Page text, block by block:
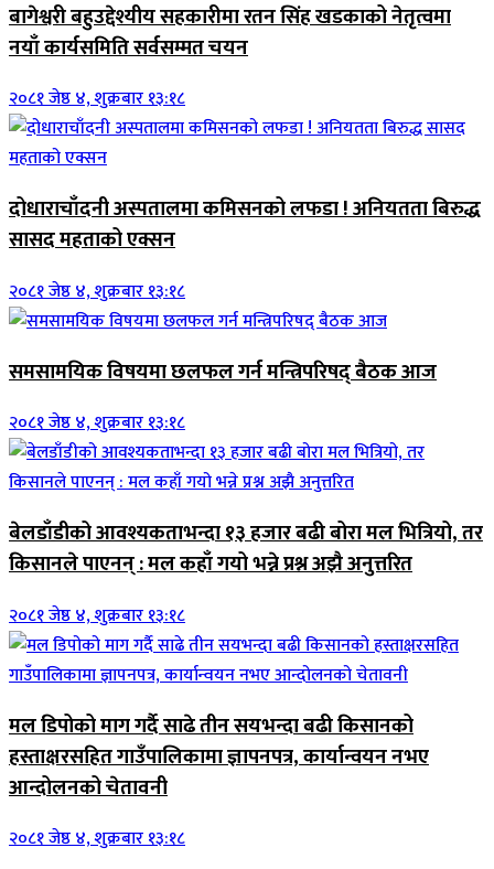
बागेश्वरी बहुउद्देश्यीय सहकारीमा रतन सिंह खडकाको नेतृत्वमा
नयाँ कार्यसमिति सर्वसम्मत चयन
२०८१ जेष्ठ ४, शुक्रबार १३:१८
दोधाराचाँदनी अस्पतालमा कमिसनको लफडा ! अनियतता बिरुद्ध
सासद महताको एक्सन
२०८१ जेष्ठ ४, शुक्रबार १३:१८
समसामयिक विषयमा छलफल गर्न मन्त्रिपरिषद् बैठक आज
२०८१ जेष्ठ ४, शुक्रबार १३:१८
बेलडाँडीको आवश्यकताभन्दा १३ हजार बढी बोरा मल भित्रियो, तर
किसानले पाएनन् : मल कहाँ गयो भन्ने प्रश्न अझै अनुत्तरित
२०८१ जेष्ठ ४, शुक्रबार १३:१८
मल डिपोको माग गर्दै साढे तीन सयभन्दा बढी किसानको
हस्ताक्षरसहित गाउँपालिकामा ज्ञापनपत्र, कार्यान्वयन नभए
आन्दोलनको चेतावनी
२०८१ जेष्ठ ४, शुक्रबार १३:१८